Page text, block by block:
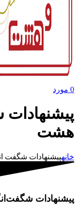
0 مورد
هشت
خانهپیشنهادات شگفت
پیشنهادات